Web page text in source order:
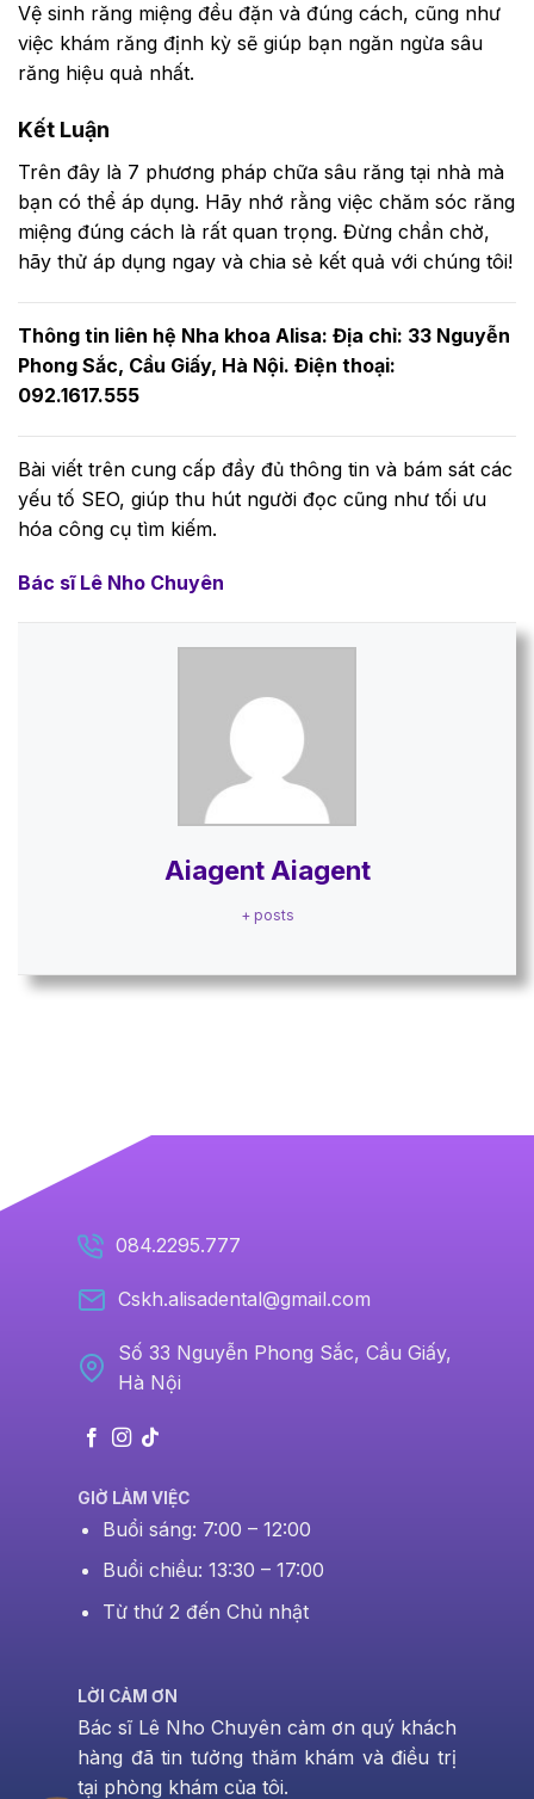
Vệ sinh răng miệng đều đặn và đúng cách, cũng như
việc khám răng định kỳ sẽ giúp bạn ngăn ngừa sâu
răng hiệu quả nhất.
Kết Luận
Trên đây là 7 phương pháp chữa sâu răng tại nhà mà
bạn có thể áp dụng. Hãy nhớ rằng việc chăm sóc răng
miệng đúng cách là rất quan trọng. Đừng chần chờ,
hãy thử áp dụng ngay và chia sẻ kết quả với chúng tôi!
Thông tin liên hệ Nha khoa Alisa: Địa chỉ: 33 Nguyễn
Phong Sắc, Cầu Giấy, Hà Nội. Điện thoại:
092.1617.555
Bài viết trên cung cấp đầy đủ thông tin và bám sát các
yếu tố SEO, giúp thu hút người đọc cũng như tối ưu
hóa công cụ tìm kiếm.
Bác sĩ Lê Nho Chuyên
Aiagent Aiagent
+ posts
084.2295.777
Cskh.alisadental@gmail.com
Số 33 Nguyễn Phong Sắc, Cầu Giấy,
Hà Nội
GIỜ LÀM VIỆC
Buổi sáng: 7:00 – 12:00
Buổi chiều: 13:30 – 17:00
Từ thứ 2 đến Chủ nhật
LỜI CẢM ƠN
Bác sĩ Lê Nho Chuyên cảm ơn quý khách
hàng đã tin tưởng thăm khám và điều trị
tại phòng khám của tôi.